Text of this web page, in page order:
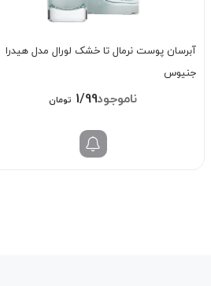
آبرسان پوست نرمال تا خشک لورال مدل هیدرا
جنیوس
1/998/000 تومان